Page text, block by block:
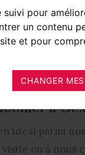
suivi pour
un contenu
et pour
CHANGER
La
les
La
à
idéal parmi nos
ou à nous